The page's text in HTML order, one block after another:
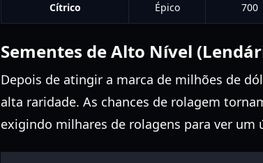
Cítrico Épico 700
Sementes de Alto Nível
Depois de atingir a marca de milhões de
alta raridade. As chances de rolagem
exigindo milhares de rolagens para ver um